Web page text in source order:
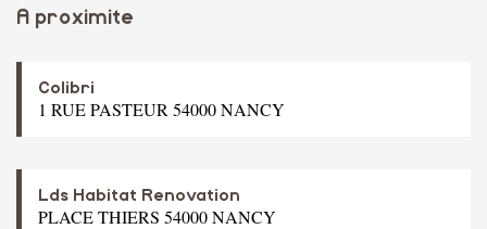
A proximite
Colibri
1 RUE PASTEUR 54000 NANCY
Lds Habitat Renovation
PLACE THIERS 54000 NANCY